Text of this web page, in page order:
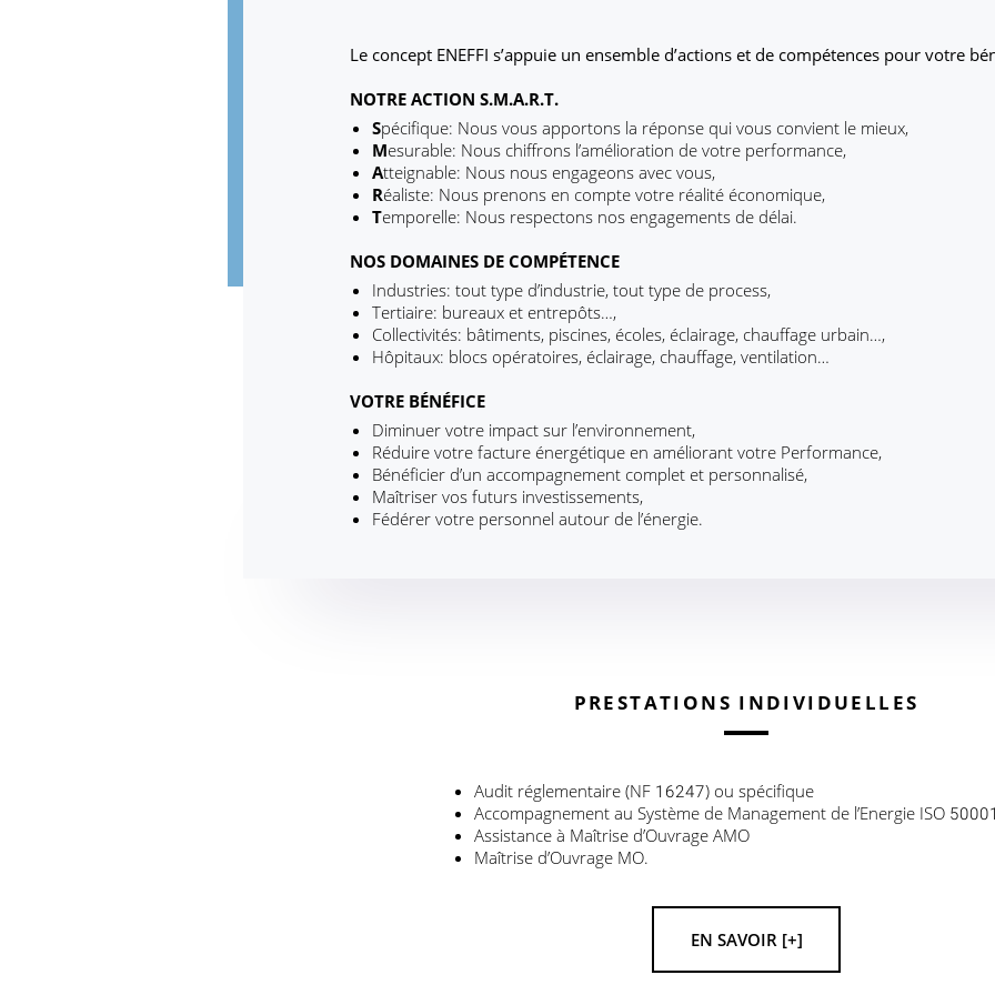
Le concept ENEFFI s’appuie un ensemble d’actions et de compétences pour votre
NOTRE ACTION S.M.A.R.T.
Spécifique: Nous vous apportons la réponse qui vous convient le mieux,
Mesurable: Nous chiffrons l’amélioration de votre performance,
Atteignable: Nous nous engageons avec vous,
Réaliste: Nous prenons en compte votre réalité économique,
Temporelle: Nous respectons nos engagements de délai.
NOS DOMAINES DE COMPÉTENCE
Industries: tout type d’industrie, tout type de process,
Tertiaire: bureaux et entrepôts…,
Collectivités: bâtiments, piscines, écoles, éclairage, chauffage urbain…,
Hôpitaux: blocs opératoires, éclairage, chauffage, ventilation…
VOTRE BÉNÉFICE
Diminuer votre impact sur l’environnement,
Réduire votre facture énergétique en améliorant votre Performance,
Bénéficier d’un accompagnement complet et personnalisé,
Maîtriser vos futurs investissements,
Fédérer votre personnel autour de l’énergie.
PRESTATIONS INDIVIDUELLES
Audit réglementaire (NF 16247) ou spécifique
Accompagnement au Système de Management de l’Energie ISO
Assistance à Maîtrise d’Ouvrage AMO
Maîtrise d’Ouvrage MO.
EN SAVOIR [+]